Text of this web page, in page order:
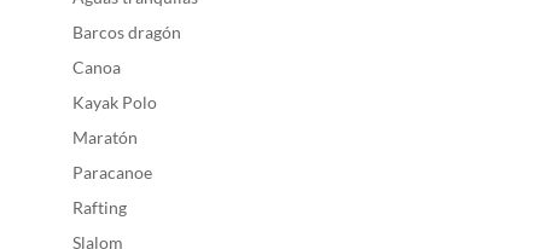
Barcos dragón
Canoa
Kayak Polo
Maratón
Paracanoe
Rafting
Slalom